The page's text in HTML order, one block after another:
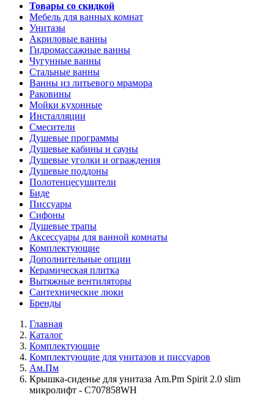
Товары со скидкой
Мебель для ванных комнат
Унитазы
Акриловые ванны
Гидромассажные ванны
Чугунные ванны
Стальные ванны
Ванны из литьевого мрамора
Раковины
Мойки кухонные
Инсталляции
Смесители
Душевые программы
Душевые кабины и сауны
Душевые уголки и ограждения
Душевые поддоны
Полотенцесушители
Биде
Писсуары
Сифоны
Душевые трапы
Аксессуары для ванной комнаты
Комплектующие
Дополнительные опции
Керамическая плитка
Вытяжные вентиляторы
Сантехнические люки
Бренды
Главная
Каталог
Комплектующие
Комплектующие для унитазов и писсуаров
Ам.Пм
Крышка-сиденье для унитаза Am.Pm Spirit 2.0 slim
микролифт - C707858WH